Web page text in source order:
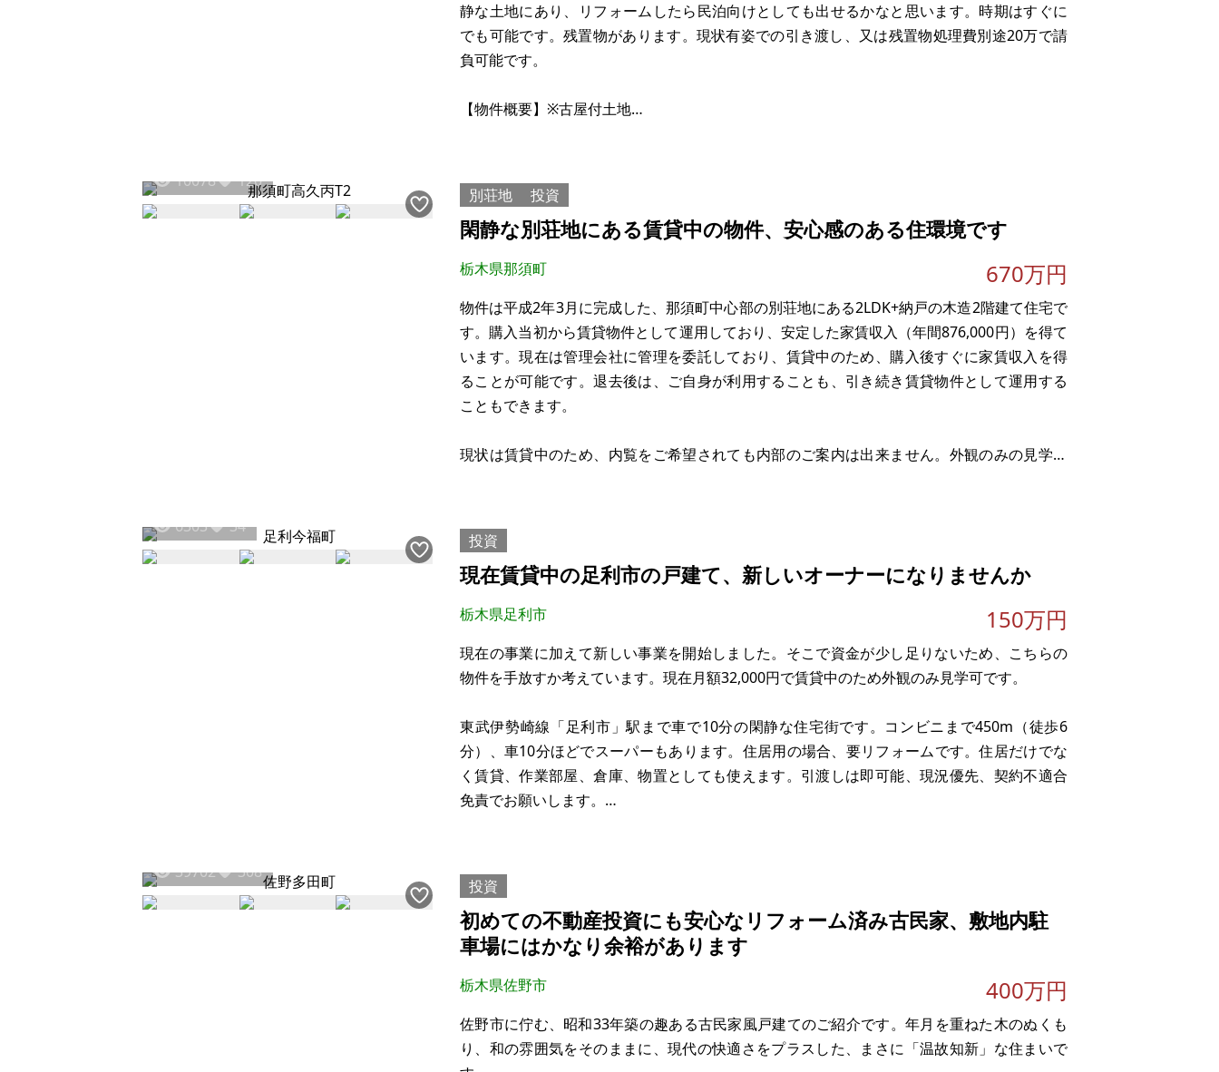
静な土地にあり、リフォームしたら民泊向けとしても出せるかなと思います。時期はすぐに
でも可能です。残置物があります。現状有姿での引き渡し、又は残置物処理費別途20万で請
負可能です。
【物件概要】※古屋付土地
建物：不明
構造：木造
現況：空家
※現状有姿、および公簿売買でのお取引きとなります。
※問い合わせ多数あるいは取引条件等によ
10078 120
別荘地 投資
閑静な別荘地にある賃貸中の物件、安心感のある住環境です
栃木県那須町 670万円
物件は平成2年3月に完成した、那須町中心部の別荘地にある2LDK+納戸の木造2階建て住宅で
す。購入当初から賃貸物件として運用しており、安定した家賃収入（年間876,000円）を得て
います。現在は管理会社に管理を委託しており、賃貸中のため、購入後すぐに家賃収入を得
ることが可能です。退去後は、ご自身が利用することも、引き続き賃貸物件として運用する
こともできます。
現状は賃貸中のため、内覧をご希望されても内部のご案内は出来ません。外観のみの見学と
6303
34
投資
現在賃貸中の足利市の戸建て、新しいオーナーになりませんか
栃木県足利市 150万円
現在の事業に加えて新しい事業を開始しました。そこで資金が少し足りないため、こちらの
物件を手放すか考えています。現在月額32,000円で賃貸中のため外観のみ見学可です。
東武伊勢崎線「足利市」駅まで車で10分の閑静な住宅街です。コンビニまで450m（徒歩6
分）、車10分ほどでスーパーもあります。住居用の場合、要リフォームです。住居だけでな
く賃貸、作業部屋、倉庫、物置としても使えます。引渡しは即可能、現況優先、契約不適合
免責でお願いします。
確認してません。駐車場はありませんが、バイクや自転車を置くスペースの駐輪
39702 308
投資
初めての不動産投資にも安心なリフォーム済み古民家、敷地内駐
車場にはかなり余裕があります
栃木県佐野市 400万円
佐野市に佇む、昭和33年築の趣ある古民家風戸建てのご紹介です。年月を重ねた木のぬくも
り、和の雰囲気をそのままに、現代の快適さをプラスした、まさに「温故知新」な住まいで